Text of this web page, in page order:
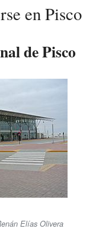
en Pisco
de Pisco
Elías Olivera